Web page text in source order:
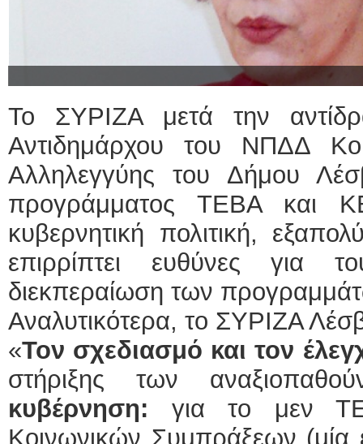
Το ΣΥΡΙΖΑ μετά την
Αντιδημάρχου του ΝΠΔΔ
Αλληλεγγύης του Δήμου
προγράμματος ΤΕΒΑ και
κυβερνητική πολιτική,
επιρρίπτει ευθύνες για
διεκπεραίωση των
Αναλυτικότερα, το ΣΥΡΙΖΑ
«Τον σχεδιασμό και τον
στήριξης των
κυβέρνηση: για το μεν
Κοινωνικών Συμπράξεων (μία